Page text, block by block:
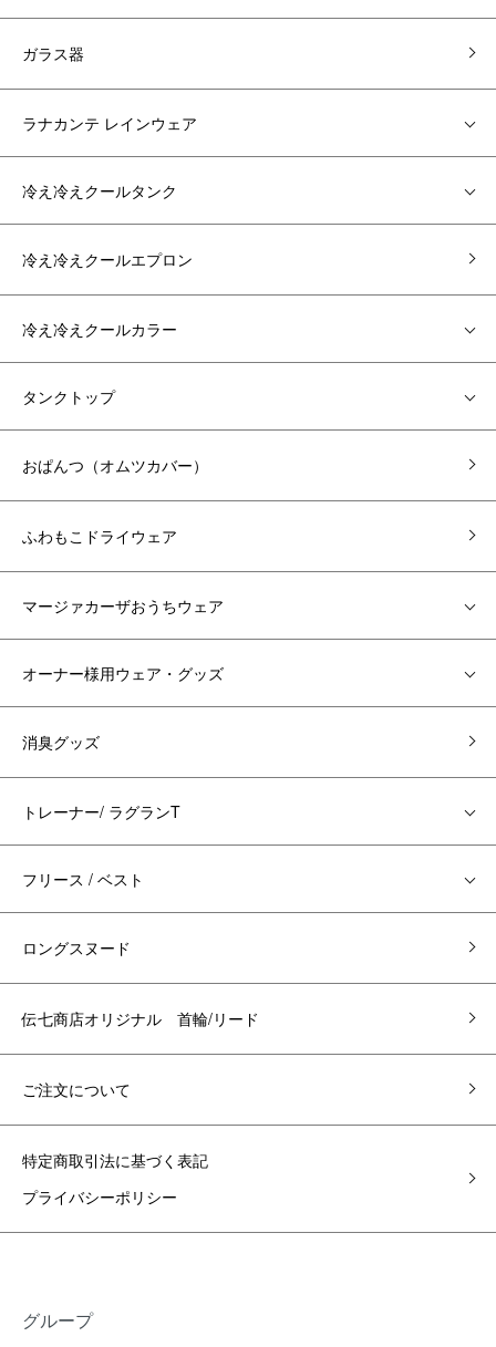
ガラス器
ラナカンテ レインウェア
冷え冷えクールタンク
冷え冷えクールエプロン
冷え冷えクールカラー
タンクトップ
おぱんつ（オムツカバー）
ふわもこドライウェア
マージァカーザおうちウェア
オーナー様用ウェア・グッズ
消臭グッズ
トレーナー/ ラグランT
フリース / ベスト
ロングスヌード
伝七商店オリジナル 首輪/リード
ご注文について
特定商取引法に基づく表記
プライバシーポリシー
グループ